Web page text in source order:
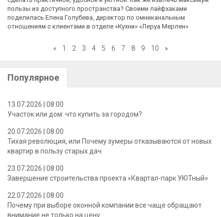
пользы из доступного пространства? Своими лайфхаками
поделилась Елена Голубева, директор по омниканальным
отношениям с клиентами в отделе «Кухни» «Леруа Мерлен».
« 1 2 3 4 5 6 7 8 9 10 »
Популярное
13.07.2026 | 08:00
Участок или дом: что купить за городом?
20.07.2026 | 08:00
Тихая революция, или Почему зумеры отказываются от новых
квартир в пользу старых дач
23.07.2026 | 08:00
Завершение строительства проекта «Квартал-парк УЮТный»
22.07.2026 | 08:00
Почему при выборе оконной компании все чаще обращают
внимание не только на цену